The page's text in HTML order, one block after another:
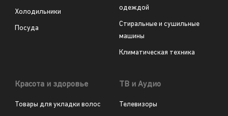
Холодильники
Посуда
одеждой
Стиральные и сушильные
машины
Климатическая техника
Красота и здоровье
Товары для укладки волос
ТВ и Аудио
Телевизоры